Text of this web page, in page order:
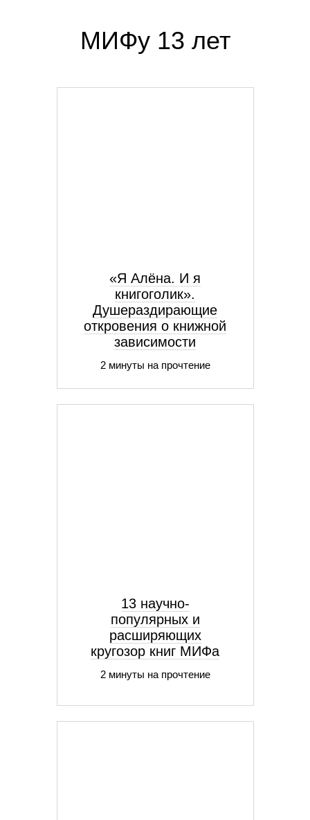
МИФу 13 лет
«Я Алёна. И я
книгоголик».
Душераздирающие
откровения о книжной
зависимости
2 минуты на прочтение
13 научно-
популярных и
расширяющих
кругозор книг МИФа
2 минуты на прочтение